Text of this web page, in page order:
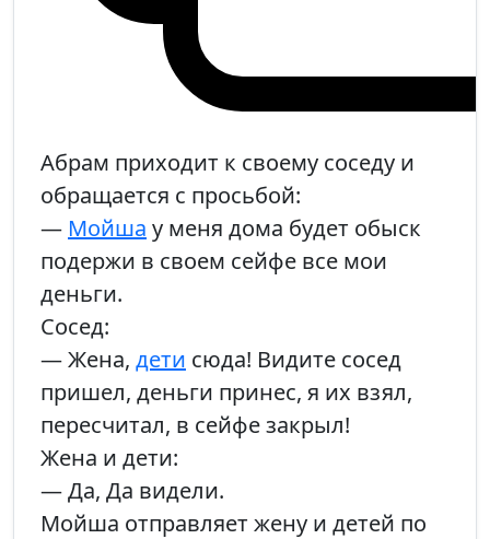
Абрам приходит к своему соседу и
обращается с просьбой:
— Мойша у меня дома будет обыск
подержи в своем сейфе все мои
деньги.
Сосед:
— Жена, дети сюда! Видите сосед
пришел, деньги принес, я их взял,
пересчитал, в сейфе закрыл!
Жена и дети:
— Да, Да видели.
Мойша отправляет жену и детей по